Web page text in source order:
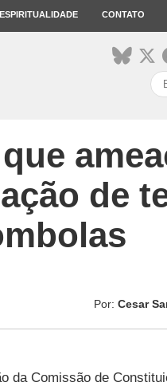
ESPIRITUALIDADE CONTATO
de
Por: Cesar
da Comissão de